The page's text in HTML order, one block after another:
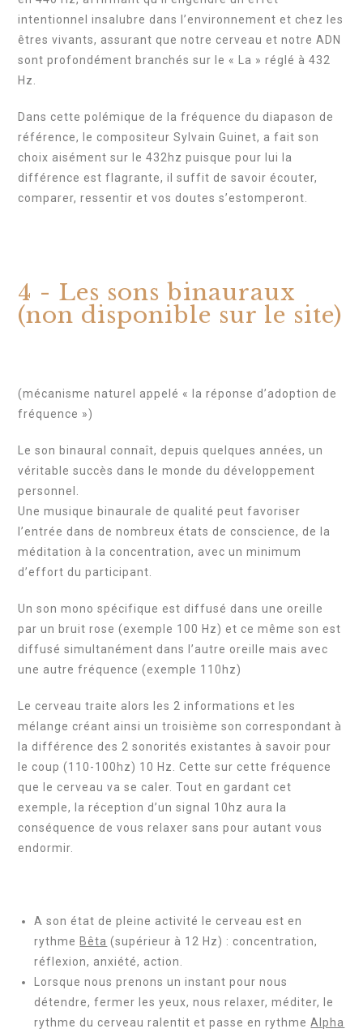
intentionnel insalubre dans l’environnement et chez les
êtres vivants, assurant que notre cerveau et notre ADN
sont profondément branchés sur le « La » réglé à 432
Hz.
Dans cette polémique de la fréquence du diapason de
référence, le compositeur Sylvain Guinet, a fait son
choix aisément sur le 432hz puisque pour lui la
différence est flagrante, il suffit de savoir écouter,
comparer, ressentir et vos doutes s’estomperont.
4 - Les sons binauraux
(non disponible sur le site)
(mécanisme naturel appelé « la réponse d’adoption de
fréquence »)
Le son binaural connaît, depuis quelques années, un
véritable succès dans le monde du développement
personnel.
Une musique binaurale de qualité peut favoriser
l’entrée dans de nombreux états de conscience, de la
méditation à la concentration, avec un minimum
d’effort du participant.
Un son mono spécifique est diffusé dans une oreille
par un bruit rose (exemple 100 Hz) et ce même son est
diffusé simultanément dans l’autre oreille mais avec
une autre fréquence (exemple 110hz)
Le cerveau traite alors les 2 informations et les
mélange créant ainsi un troisième son correspondant à
la différence des 2 sonorités existantes à savoir pour
le coup (110-100hz) 10 Hz. Cette sur cette fréquence
que le cerveau va se caler. Tout en gardant cet
exemple, la réception d’un signal 10hz aura la
conséquence de vous relaxer sans pour autant vous
endormir.
A son état de pleine activité le cerveau est en
rythme Bêta (supérieur à 12 Hz) : concentration,
réflexion, anxiété, action.
Lorsque nous prenons un instant pour nous
détendre, fermer les yeux, nous relaxer, méditer, le
rythme du cerveau ralentit et passe en rythmeAlpha